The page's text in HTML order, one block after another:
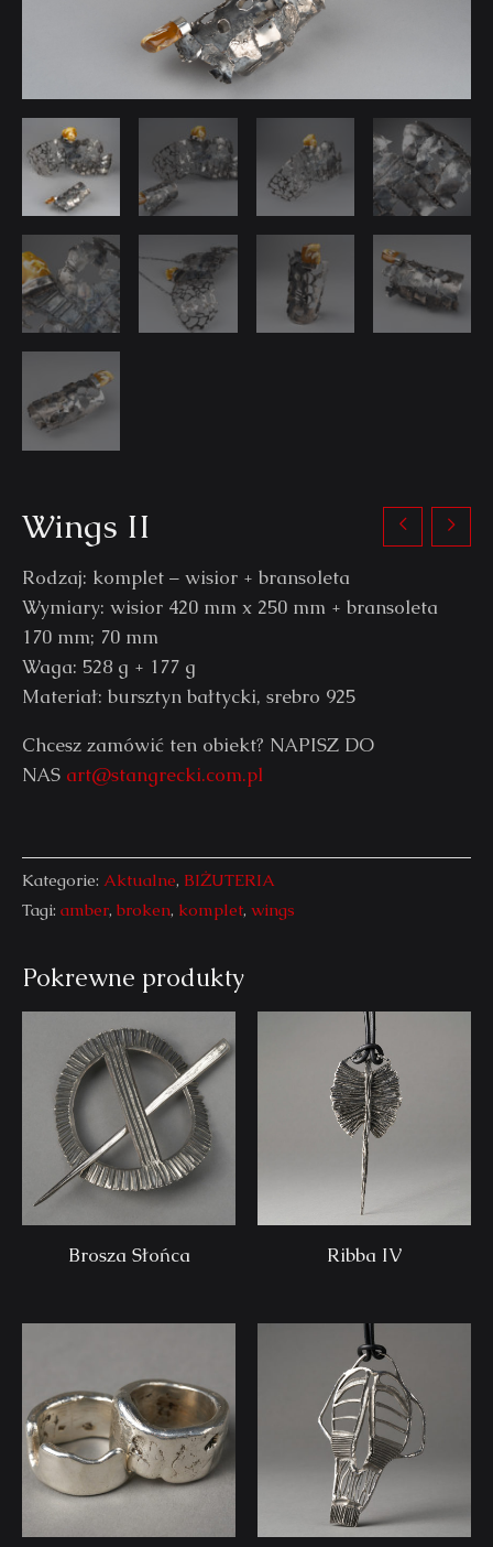
Wings II
Rodzaj: komplet – wisior + bransoleta
Wymiary: wisior 420 mm x 250 mm + bransoleta
170 mm; 70 mm
Waga: 528 g + 177 g
Materiał: bursztyn bałtycki, srebro 925
Chcesz zamówić ten obiekt? NAPISZ DO
NAS art@stangrecki.com.pl
Kategorie: Aktualne, BIŻUTERIA
Tagi: amber, broken, komplet, wings
Pokrewne produkty
Brosza Słońca Ribba IV